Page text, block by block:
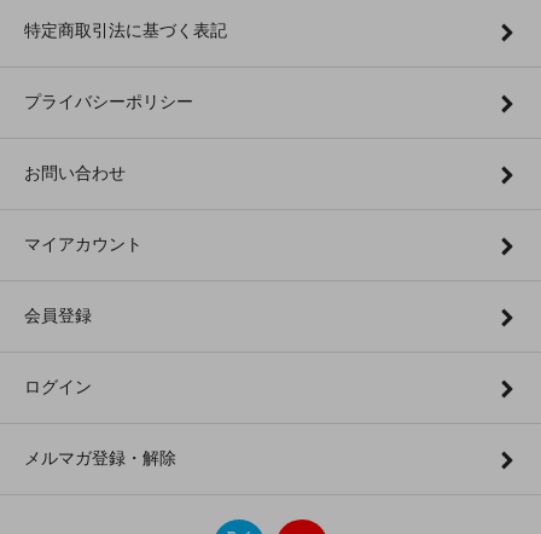
特定商取引法に基づく表記
プライバシーポリシー
お問い合わせ
マイアカウント
会員登録
ログイン
メルマガ登録・解除